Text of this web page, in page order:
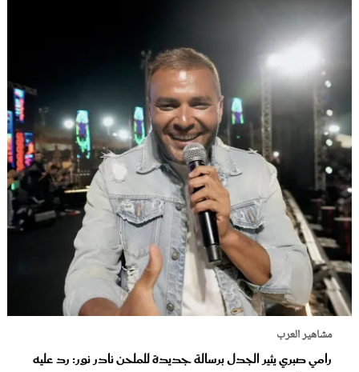
مشاهير العرب
رامي صبري يثير الجدل برسالة جديدة للملحن نادر نور: رد عليه